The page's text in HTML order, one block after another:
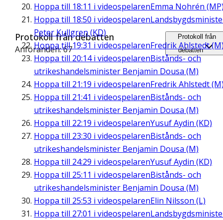
Hoppa till 18:11 i videospelarenEmma Nohrén
Hoppa till 18:50 i videospelaren
Peter Kullgren (KD)
Hoppa till19:31 i videospelarenFredrik Ahlstedt
Hoppa till 20:14i videospelarenBistånds- och
utrikeshandelsminister Benjamin Dousa (M)
Hoppa till 21:19 i videospelarenFredrik Ahlstedt
Hoppa till 21:41 i videospelarenBistånds- och
utrikeshandelsminister Benjamin Dousa (M)
Hoppa till 22:19 i videospelarenYusuf Aydin (KD)
Hoppa till 23:30 i videospelarenBistånds- och
utrikeshandelsminister Benjamin Dousa (M)
Hoppa till 24:29 i videospelarenYusuf Aydin (KD)
Hoppa till 25:11 i videospelarenBistånds- och
utrikeshandelsminister Benjamin Dousa (M)
Hoppa till 25:53 i videospelarenElin Nilsson (L)
Hoppa till 27:01 i videospelaren
Protokoll från debatten
Anföranden: 67
Protokoll från
debatten